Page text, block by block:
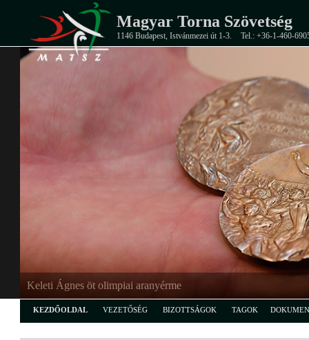
Magyar Torna Szövetség
1146 Budapest, Istvánmezei út 1-3. Tel.: +36-1-460-
Keleti Ágnes öt olimpiai aranyérme
KEZDŐOLDAL VEZETŐSÉG BIZOTTSÁGOK TAGOK